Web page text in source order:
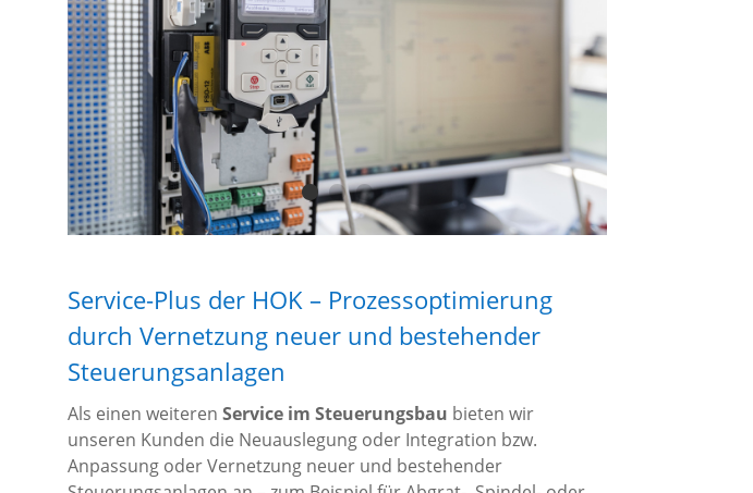
Service-Plus der HOK – Prozessoptimierung
durch Vernetzung neuer und bestehender
Steuerungsanlagen
Als einen weiteren Service im Steuerungsbau bieten wir
unseren Kunden die Neuauslegung oder Integration bzw.
Anpassung oder Vernetzung neuer und bestehender